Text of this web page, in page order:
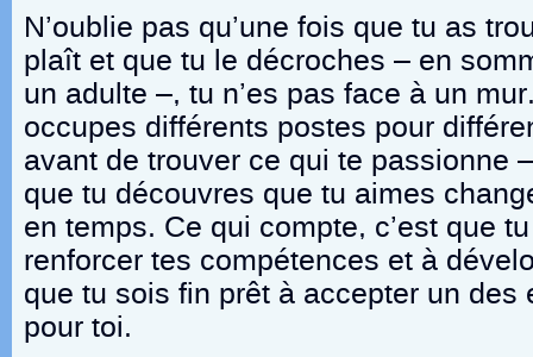
N’oublie pas qu’une fois que tu as
plaît et que tu le décroches – en
un adulte –, tu n’es pas face à un
occupes différents postes pour
avant de trouver ce qui te passionne
que tu découvres que tu aimes
en temps. Ce qui compte, c’est que
renforcer tes compétences et à
que tu sois fin prêt à accepter un des
pour toi.